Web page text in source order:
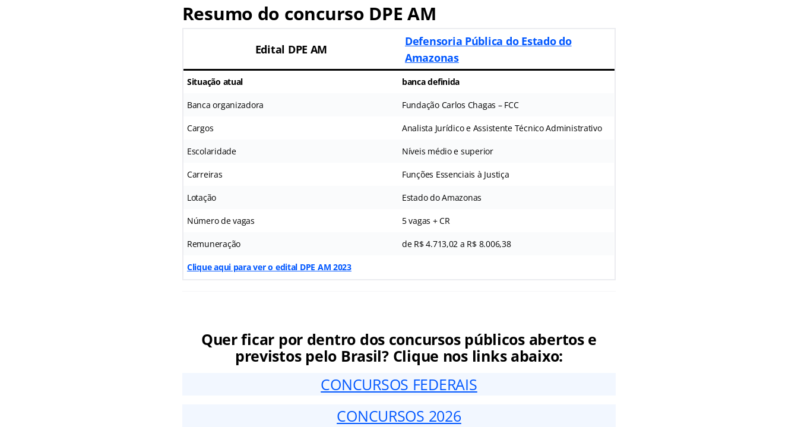
Resumo do concurso DPE AM
Edital DPE AM
Defensoria Pública do Estado do
Amazonas
Situação atual banca definida
Banca organizadora Fundação Carlos Chagas – FCC
Cargos Analista Jurídico e Assistente Técnico Administrativo
Escolaridade Níveis médio e superior
Carreiras Funções Essenciais à Justiça
Lotação Estado do Amazonas
Número de vagas 5 vagas + CR
Remuneração de R$ 4.713,02 a R$ 8.006,38
Clique aqui para ver o edital DPE AM 2023
Quer ficar por dentro dos concursos públicos abertos e
previstos pelo Brasil? Clique nos links abaixo:
CONCURSOS FEDERAIS
CONCURSOS 2026